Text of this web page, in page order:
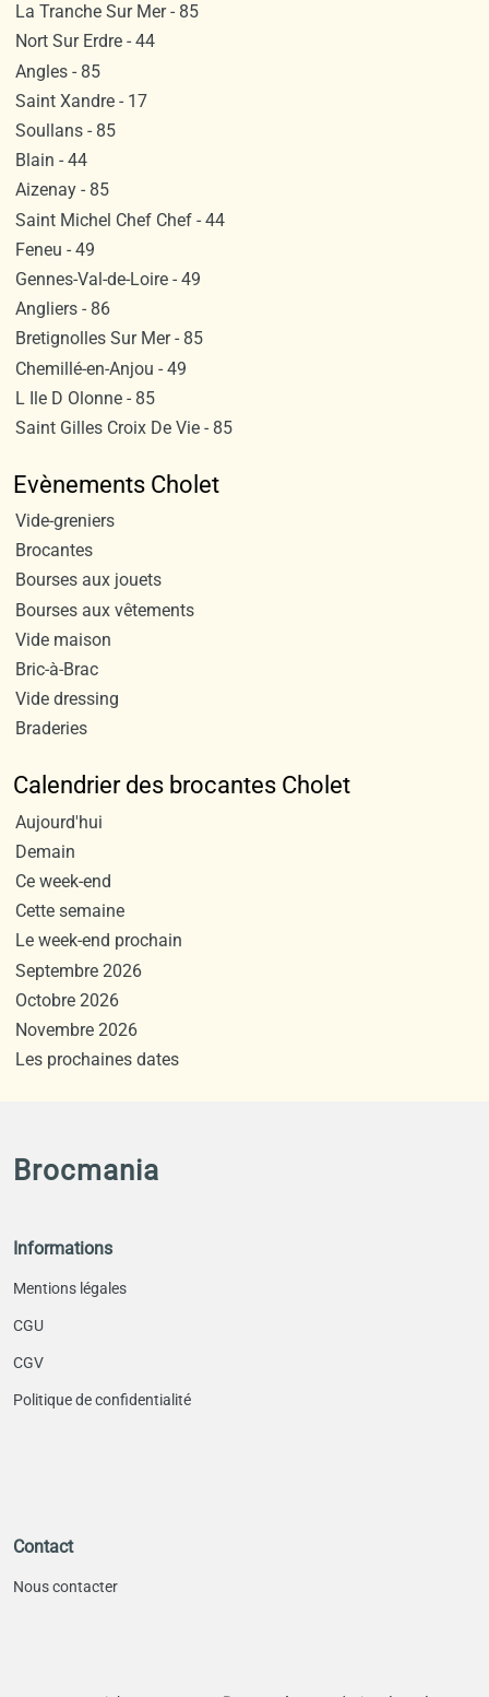
La Tranche Sur Mer - 85
Nort Sur Erdre - 44
Angles - 85
Saint Xandre - 17
Soullans - 85
Blain - 44
Aizenay - 85
Saint Michel Chef Chef - 44
Feneu - 49
Gennes-Val-de-Loire - 49
Angliers - 86
Bretignolles Sur Mer - 85
Chemillé-en-Anjou - 49
L Ile D Olonne - 85
Saint Gilles Croix De Vie - 85
Evènements Cholet
Vide-greniers
Brocantes
Bourses aux jouets
Bourses aux vêtements
Vide maison
Bric-à-Brac
Vide dressing
Braderies
Calendrier des brocantes Cholet
Aujourd'hui
Demain
Ce week-end
Cette semaine
Le week-end prochain
Septembre 2026
Octobre 2026
Novembre 2026
Les prochaines dates
Brocmania
Informations
Mentions légales
CGU
CGV
Politique de confidentialité
Contact
Nous contacter